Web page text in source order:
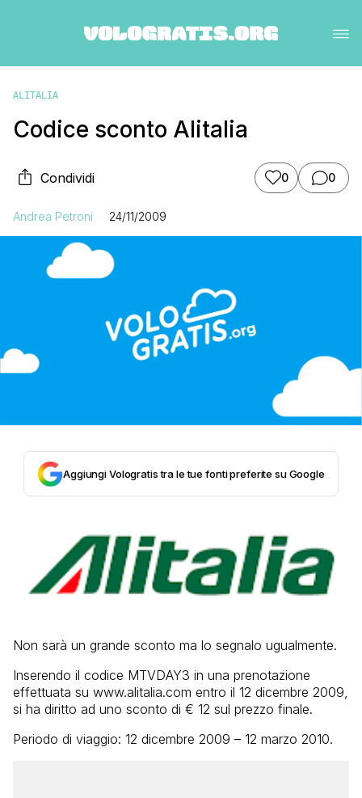
ALITALIA
Codice sconto Alitalia
Condividi 0 0
Andrea Petroni 24/11/2009
Aggiungi Vologratis tra le tue fonti preferite su Google
Non sarà un grande sconto ma lo segnalo ugualmente.
Inserendo il codice MTVDAY3 in una prenotazione
effettuata su www.alitalia.com entro il 12 dicembre 2009,
si ha diritto ad uno sconto di € 12 sul prezzo finale.
Periodo di viaggio: 12 dicembre 2009 – 12 marzo 2010.